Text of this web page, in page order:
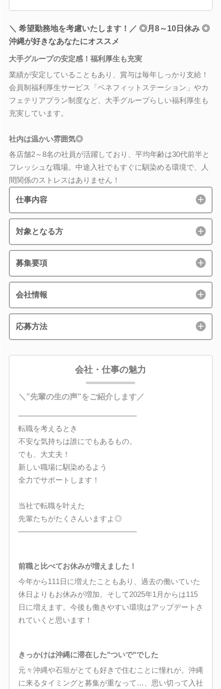
＼ 希望勤務地を考慮いたします！／ ◎月8～10日休み ◎
沖縄が好きなあなたにオススメ
大手グループの安定感！福利厚生も充実
業績が安定していることもあり、賞与は毎年しっかり支給！
会員制福利厚生サービス「ベネフィットステーション」やカ
フェテリアプラン制度など、大手グループらしい福利厚生も
充実しています。
社内は温かい雰囲気◎
各店舗2～8名の社員が活躍しており、平均年齢は30代前半と
フレッシュな職場。中途入社でもすぐに馴染める環境で、人
間関係のストレスはありません！
仕事内容
対象となる方
募集要項
会社情報
応募方法
会社・仕事の魅力
＼”先輩の生の声”をご紹介します／
――――――――――――――――
転職を考えるとき
不安な気持ちは誰にでもあるもの。
でも、大丈夫！
新しい職場に馴染めるよう
全力でサポートします！
当社で転職を叶えた
先輩たちがたくさんいますよ◎
――――――――――――――――
前職と比べてお休みが増えました！
今年から111日に増えたこともあり、過去の働いていた
休日よりもお休みが増加。そして2025年1月からは115
日に増えます。今後も働きやすい環境はアップデートさ
れていくと思います！
きっかけは沖縄に滞在した"ついで"でした
元々沖縄や石垣がとても好きで住むことに憧れが。沖縄
に来るタイミングと募集が重なって…、思い切って入社